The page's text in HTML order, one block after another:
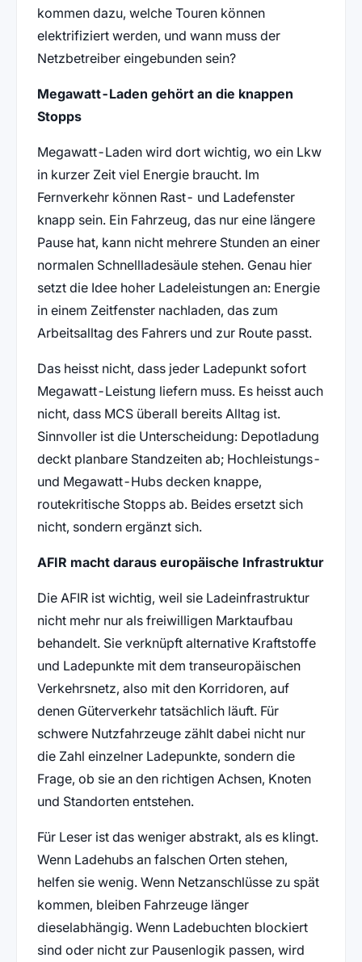
kommen dazu, welche Touren können
elektrifiziert werden, und wann muss der
Netzbetreiber eingebunden sein?
Megawatt-Laden gehört an die knappen
Stopps
Megawatt-Laden wird dort wichtig, wo ein Lkw
in kurzer Zeit viel Energie braucht. Im
Fernverkehr können Rast- und Ladefenster
knapp sein. Ein Fahrzeug, das nur eine längere
Pause hat, kann nicht mehrere Stunden an einer
normalen Schnellladesäule stehen. Genau hier
setzt die Idee hoher Ladeleistungen an: Energie
in einem Zeitfenster nachladen, das zum
Arbeitsalltag des Fahrers und zur Route passt.
Das heisst nicht, dass jeder Ladepunkt sofort
Megawatt-Leistung liefern muss. Es heisst auch
nicht, dass MCS überall bereits Alltag ist.
Sinnvoller ist die Unterscheidung: Depotladung
deckt planbare Standzeiten ab; Hochleistungs-
und Megawatt-Hubs decken knappe,
routekritische Stopps ab. Beides ersetzt sich
nicht, sondern ergänzt sich.
AFIR macht daraus europäische Infrastruktur
Die AFIR ist wichtig, weil sie Ladeinfrastruktur
nicht mehr nur als freiwilligen Marktaufbau
behandelt. Sie verknüpft alternative Kraftstoffe
und Ladepunkte mit dem transeuropäischen
Verkehrsnetz, also mit den Korridoren, auf
denen Güterverkehr tatsächlich läuft. Für
schwere Nutzfahrzeuge zählt dabei nicht nur
die Zahl einzelner Ladepunkte, sondern die
Frage, ob sie an den richtigen Achsen, Knoten
und Standorten entstehen.
Für Leser ist das weniger abstrakt, als es klingt.
Wenn Ladehubs an falschen Orten stehen,
helfen sie wenig. Wenn Netzanschlüsse zu spät
kommen, bleiben Fahrzeuge länger
dieselabhängig. Wenn Ladebuchten blockiert
sind oder nicht zur Pausenlogik passen, wird